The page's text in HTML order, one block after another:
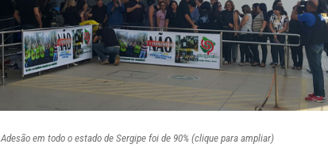
Adesão em todo o estado de Sergipe foi de 90% (clique para ampliar)